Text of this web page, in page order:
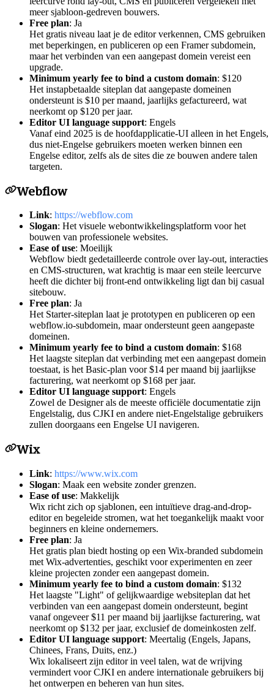
meer sjabloon-gedreven bouwers.
Free plan: Ja
Het gratis niveau laat je de editor verkennen, CMS gebruiken
met beperkingen, en publiceren op een Framer subdomein,
maar het verbinden van een aangepast domein vereist een
upgrade.
Minimum yearly fee to bind a custom domain: $120
Het instapbetaalde siteplan dat aangepaste domeinen
ondersteunt is $10 per maand, jaarlijks gefactureerd, wat
neerkomt op $120 per jaar.
Editor UI language support: Engels
Vanaf eind 2025 is de hoofdapplicatie-UI alleen in het Engels,
dus niet-Engelse gebruikers moeten werken binnen een
Engelse editor, zelfs als de sites die ze bouwen andere talen
targeten.
Webflow
Link: https://webflow.com
Slogan: Het visuele webontwikkelingsplatform voor het
bouwen van professionele websites.
Ease of use: Moeilijk
Webflow biedt gedetailleerde controle over lay-out, interacties
en CMS-structuren, wat krachtig is maar een steile leercurve
heeft die dichter bij front-end ontwikkeling ligt dan bij casual
sitebouw.
Free plan: Ja
Het Starter-siteplan laat je prototypen en publiceren op een
webflow.io-subdomein, maar ondersteunt geen aangepaste
domeinen.
Minimum yearly fee to bind a custom domain: $168
Het laagste siteplan dat verbinding met een aangepast domein
toestaat, is het Basic-plan voor $14 per maand bij jaarlijkse
facturering, wat neerkomt op $168 per jaar.
Editor UI language support: Engels
Zowel de Designer als de meeste officiële documentatie zijn
Engelstalig, dus CJKI en andere niet-Engelstalige gebruikers
zullen doorgaans een Engelse UI navigeren.
Wix
Link: https://www.wix.com
Slogan: Maak een website zonder grenzen.
Ease of use: Makkelijk
Wix richt zich op sjablonen, een intuïtieve drag-and-drop-
editor en begeleide stromen, wat het toegankelijk maakt voor
beginners en kleine ondernemers.
Free plan: Ja
Het gratis plan biedt hosting op een Wix-branded subdomein
met Wix-advertenties, geschikt voor experimenten en zeer
kleine projecten zonder een aangepast domein.
Minimum yearly fee to bind a custom domain: $132
Het laagste "Light" of gelijkwaardige websiteplan dat het
verbinden van een aangepast domein ondersteunt, begint
vanaf ongeveer $11 per maand bij jaarlijkse facturering, wat
neerkomt op $132 per jaar, exclusief de domeinkosten zelf.
Editor UI language support: Meertalig (Engels, Japans,
Chinees, Frans, Duits, enz.)
Wix lokaliseert zijn editor in veel talen, wat de wrijving
vermindert voor CJKI en andere internationale gebruikers bij
het ontwerpen en beheren van hun sites.